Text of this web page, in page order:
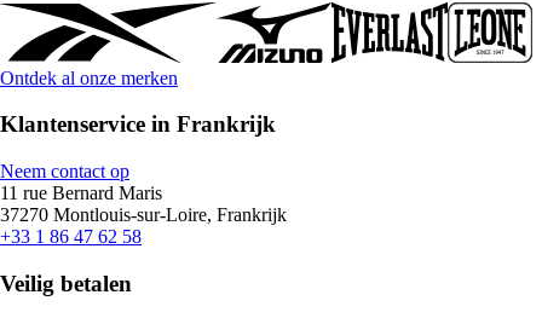
Ontdek al onze merken
Klantenservice in Frankrijk
Neem contact op
11 rue Bernard Maris
37270 Montlouis-sur-Loire, Frankrijk
+33 1 86 47 62 58
Veilig betalen